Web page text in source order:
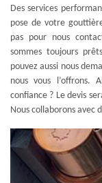
Des services
pose de votre
pas pour nous
sommes toujours
pouvez aussi nous
nous vous l’offrons.
confiance ? Le devis
Nous collaborons avec